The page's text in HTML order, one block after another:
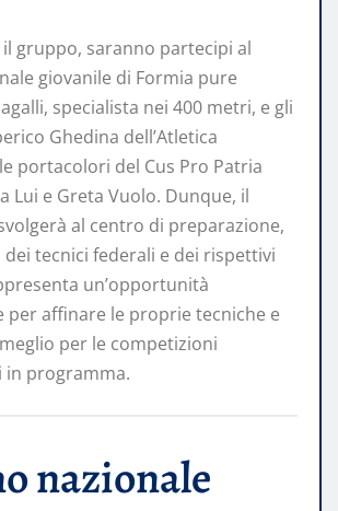
gruppo, saranno partecipi al
giovanile di Formia pure
specialista nei 400 metri, e gli
Ghedina dell’Atletica
portacolori del Cus Pro Patria
Lui e Greta Vuolo. Dunque, il
al centro di preparazione,
tecnici federali e dei rispettivi
un’opportunità
per affinare le proprie tecniche e
per le competizioni
in programma.
nazionale